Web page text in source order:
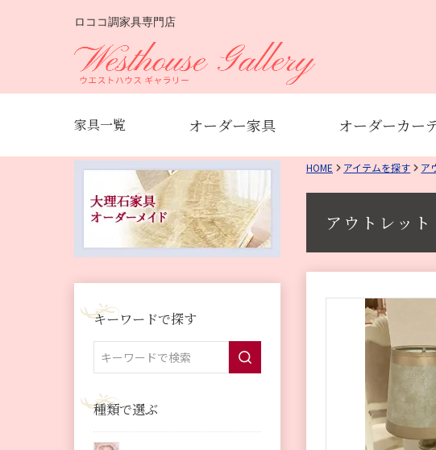
ロココ調家具専門店
家具一覧 オーダー家具 オーダーカー
HOME アイテムを探す ア
アウトレッ
キーワードで探す
種類で選ぶ